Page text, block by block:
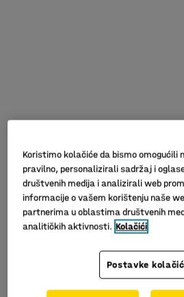
Koristimo kolačiće da bismo omogućili
pravilno, personalizirali sadržaj i
društvenih medija i analizirali web
informacije o vašem korištenju naše
partnerima u oblastima društvenih
analitičkih aktivnosti. Kolačići
Postavke